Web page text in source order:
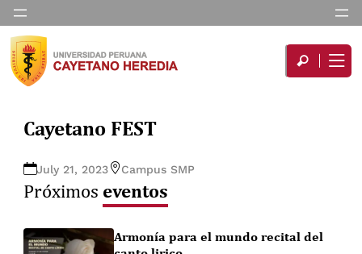
Cayetano FEST
July 21, 2023 Campus SMP
Próximos eventos
Armonía para el mundo recital del